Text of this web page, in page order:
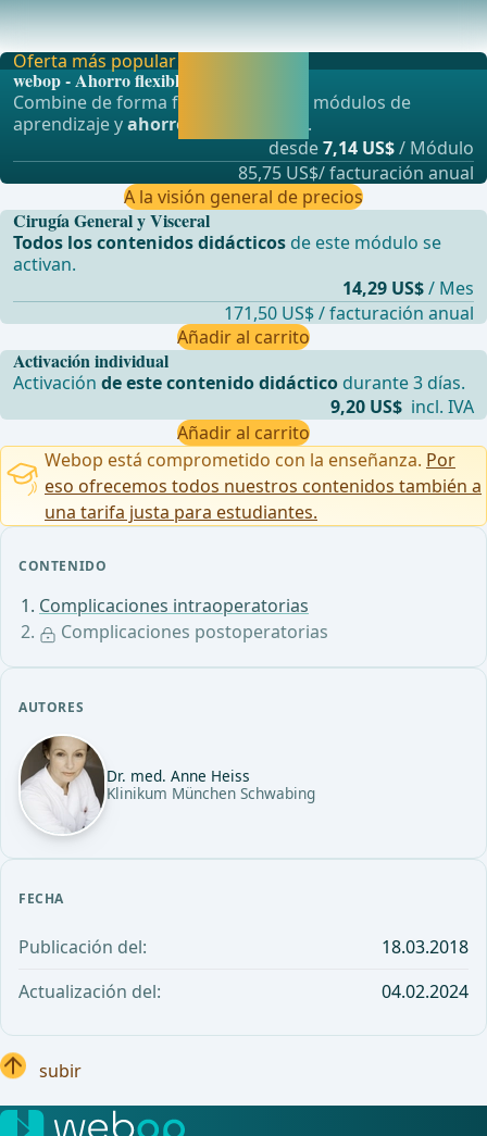
CONTENIDO
Complicaciones intraoperatorias
Complicaciones postoperatorias
AUTORES
Dr. med. Anne Heiss
Klinikum München Schwabing
FECHA
Publicación del:
18.03.2018
Actualización del:
04.02.2024
Las complicaciones más frecuentes en la gastrectomía en
manga son fístulas de la línea de grapas, (
Activación individual
Activaciónde este contenido didáctico durante 3 días.
9,20 US$ incl. IVA
Añadir al carrito
Oferta más popular
webop - Ahorro flexible
Combine de forma flexible nuestros módulos de
aprendizaje yahorre hasta un 50% .
desde7,14 US$/ Módulo
85,75 US$/ facturación anual
A la visión general de precios
Cirugía General y Visceral
Todos los contenidos didácticos de este módulo se
activan.
14,29 US$/ Mes
171,50 US$ / facturación anual
Añadir al carrito
Webop está comprometido con la enseñanza. Por
eso ofrecemos todos nuestros contenidos también a
una tarifa justa para estudiantes.
subir